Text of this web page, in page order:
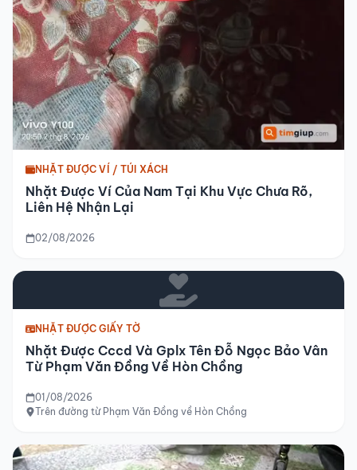
NHẶT ĐƯỢC VÍ / TÚI XÁCH
Nhặt Được Ví Của Nam Tại Khu Vực Chưa Rõ,
Liên Hệ Nhận Lại
02/08/2026
NHẶT ĐƯỢC GIẤY TỜ
Nhặt Được Cccd Và Gplx Tên Đỗ Ngọc Bảo Vân
Từ Phạm Văn Đồng Về Hòn Chồng
01/08/2026
Trên đường từ Phạm Văn Đồng về Hòn Chồng